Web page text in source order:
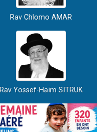
Rav Chlomo AMAR
Rav Yossef-Haïm SITRUK